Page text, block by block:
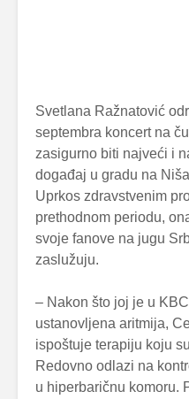
Svetlana Ražnatović
septembra koncert na
zasigurno biti najveći i
događaj u gradu na
Uprkos zdravstvenim
prethodnom periodu,
svoje fanove na jugu
zaslužuju.
– Nakon što joj je u
ustanovljena aritmija,
ispoštuje terapiju koju
Redovno odlazi na
u hiperbaričnu komoru.